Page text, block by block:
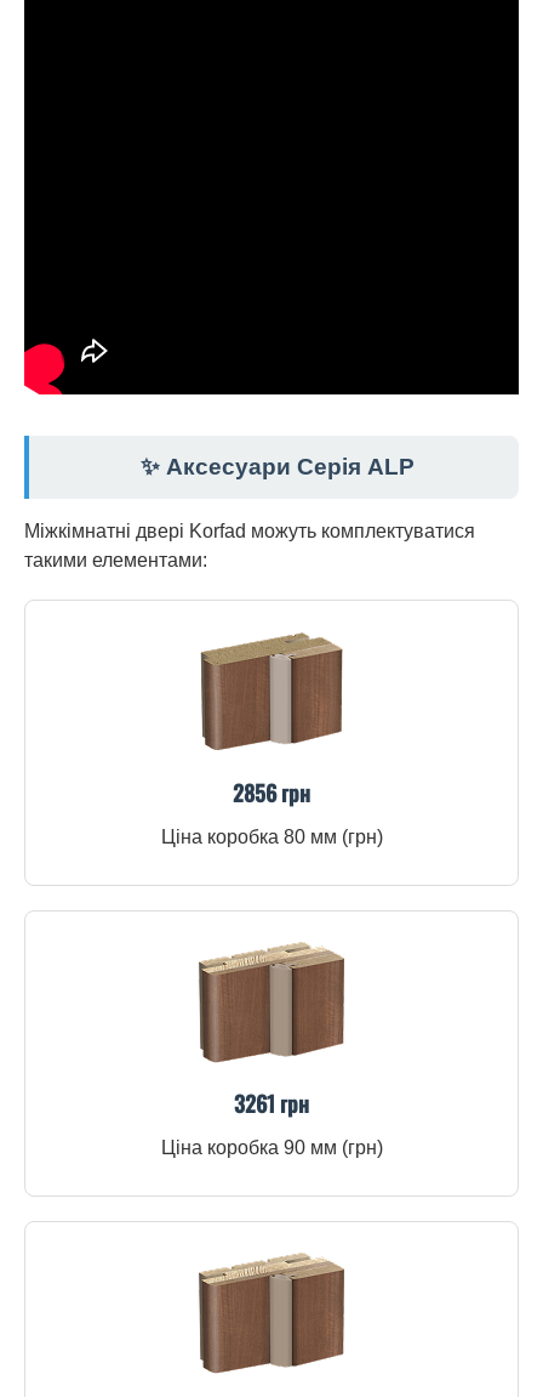
✨ Аксесуари Серія ALP
Міжкімнатні двері Korfad можуть комплектуватися
такими елементами:
2856 грн
Ціна коробка 80 мм (грн)
3261 грн
Ціна коробка 90 мм (грн)